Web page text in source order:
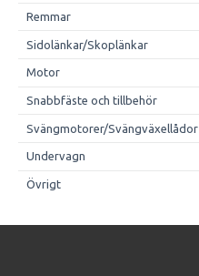
Remmar
Sidolänkar/Skoplänkar
Motor
Snabbfäste och tillbehör
Svängmotorer/Svängväxellådor
Undervagn
Övrigt